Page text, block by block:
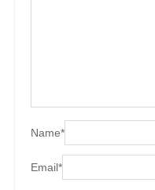
Name*
Email*